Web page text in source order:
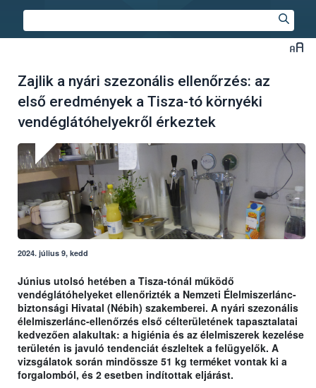
Zajlik a nyári szezonális ellenőrzés: az
első eredmények a Tisza-tó környéki
vendéglátóhelyekről érkeztek
2024. július 9, kedd
Június utolsó hetében a Tisza-tónál működő
vendéglátóhelyeket ellenőrizték a Nemzeti Élelmiszerlánc-
biztonsági Hivatal (Nébih) szakemberei. A nyári szezonális
élelmiszerlánc-ellenőrzés első célterületének tapasztalatai
kedvezően alakultak: a higiénia és az élelmiszerek kezelése
területén is javuló tendenciát észleltek a felügyelők. A
vizsgálatok során mindössze 51 kg terméket vontak ki a
forgalomból, és 2 esetben indítottak eljárást.